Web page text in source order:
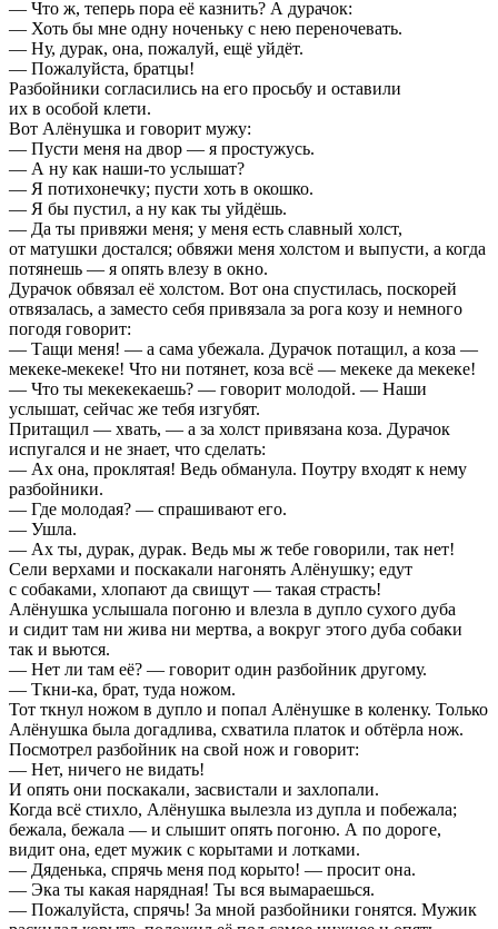
— Что ж, теперь пора её казнить? А дурачок:
— Хоть бы мне одну ноченьку с нею переночевать.
— Ну, дурак, она, пожалуй, ещё уйдёт.
— Пожалуйста, братцы!
Разбойники согласились на его просьбу и оставили
их в особой клети.
Вот Алёнушка и говорит мужу:
— Пусти меня на двор — я простужусь.
— А ну как наши-то услышат?
— Я потихонечку; пусти хоть в окошко.
— Я бы пустил, а ну как ты уйдёшь.
— Да ты привяжи меня; у меня есть славный холст,
от матушки достался; обвяжи меня холстом и выпусти, а когда
потянешь — я опять влезу в окно.
Дурачок обвязал её холстом. Вот она спустилась, поскорей
отвязалась, а заместо себя привязала за рога козу и немного
погодя говорит:
— Тащи меня! — а сама убежала. Дурачок потащил, а коза —
мекеке-мекеке! Что ни потянет, коза всё — мекеке да мекеке!
— Что ты мекекекаешь? — говорит молодой. — Наши
услышат, сейчас же тебя изгубят.
Притащил — хвать, — а за холст привязана коза. Дурачок
испугался и не знает, что сделать:
— Ах она, проклятая! Ведь обманула. Поутру входят к нему
разбойники.
— Где молодая? — спрашивают его.
— Ушла.
— Ах ты, дурак, дурак. Ведь мы ж тебе говорили, так нет!
Сели верхами и поскакали нагонять Алёнушку; едут
с собаками, хлопают да свищут — такая страсть!
Алёнушка услышала погоню и влезла в дупло сухого дуба
и сидит там ни жива ни мертва, а вокруг этого дуба собаки
так и вьются.
— Нет ли там её? — говорит один разбойник другому.
— Ткни-ка, брат, туда ножом.
Тот ткнул ножом в дупло и попал Алёнушке в коленку. Только
Алёнушка была догадлива, схватила платок и обтёрла нож.
Посмотрел разбойник на свой нож и говорит:
— Нет, ничего не видать!
И опять они поскакали, засвистали и захлопали.
Когда всё стихло, Алёнушка вылезла из дупла и побежала;
бежала, бежала — и слышит опять погоню. А по дороге,
видит она, едет мужик с корытами и лотками.
— Дяденька, спрячь меня под корыто! — просит она.
— Эка ты какая нарядная! Ты вся вымараешься.
— Пожалуйста, спрячь! За мной разбойники гонятся. Мужик